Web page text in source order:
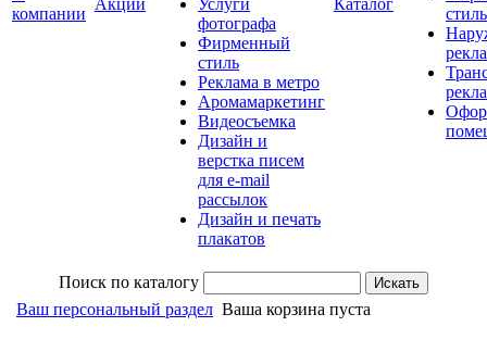
компании
Акции
Услуги
фотографа
Фирменный
стиль
Реклама в метро
Аромамаркетинг
Видеосъемка
Дизайн и
верстка писем
для e-mail
рассылок
Дизайн и печать
плакатов
Каталог
стиль
Поиск по каталогу
Ваш персональный раздел Ваша корзина пуста